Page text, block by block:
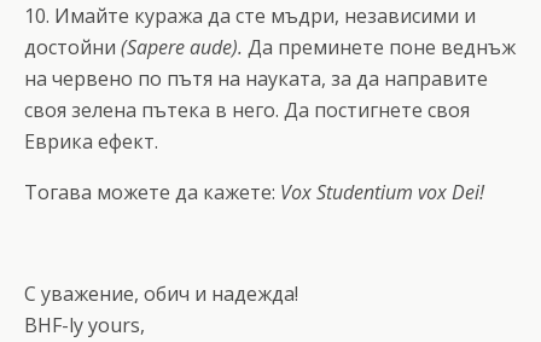
10. Имайте куража да сте мъдри, независими и
достойни (Sapere aude). Да преминете поне веднъж
на червено по пътя на науката, за да направите
своя зелена пътека в него. Да постигнете своя
Еврика ефект.
Тогава можете да кажете: Vox Studentium vox Dei!
С уважение, обич и надежда!
BHF-ly yours,